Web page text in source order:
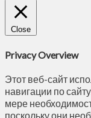
Close
Privacy Overview
Этот веб-сайт
навигации по
мере
поскольку они